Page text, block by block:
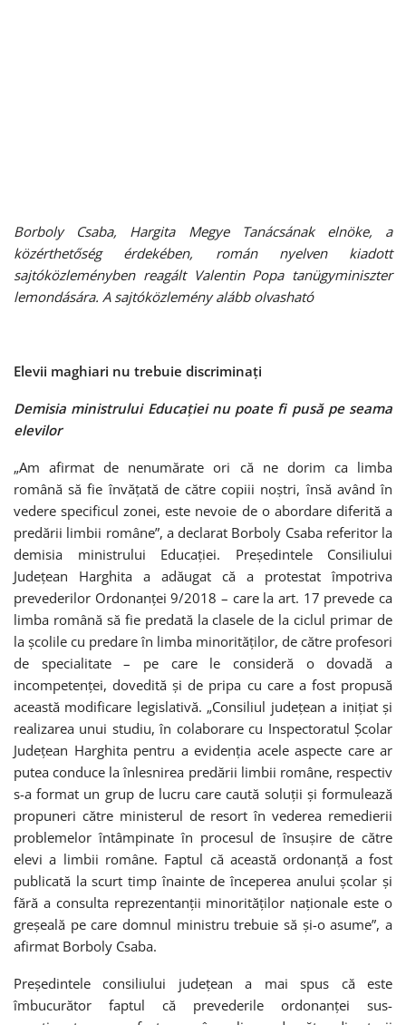
Borboly Csaba, Hargita Megye Tanácsának elnöke, a
közérthetőség érdekében, román nyelven kiadott
sajtóközleményben reagált Valentin Popa tanügyminiszter
lemondására. A sajtóközlemény alább olvasható
Elevii maghiari nu trebuie discriminați
Demisia ministrului Educației nu poate fi pusă pe seama
elevilor
„Am afirmat de nenumărate ori că ne dorim ca limba
română să fie învățată de către copiii noștri, însă având în
vedere specificul zonei, este nevoie de o abordare diferită a
predării limbii române”, a declarat Borboly Csaba referitor la
demisia ministrului Educației. Președintele Consiliului
Județean Harghita a adăugat că a protestat împotriva
prevederilor Ordonanței 9/2018 – care la art. 17 prevede ca
limba română să fie predată la clasele de la ciclul primar de
la școlile cu predare în limba minorităților, de către profesori
de specialitate – pe care le consideră o dovadă a
incompetenței, dovedită și de pripa cu care a fost propusă
această modificare legislativă. „Consiliul județean a inițiat și
realizarea unui studiu, în colaborare cu Inspectoratul Școlar
Județean Harghita pentru a evidenția acele aspecte care ar
putea conduce la înlesnirea predării limbii române, respectiv
s-a format un grup de lucru care caută soluții și formulează
propuneri către ministerul de resort în vederea remedierii
problemelor întâmpinate în procesul de însușire de către
elevi a limbii române. Faptul că această ordonanță a fost
publicată la scurt timp înainte de începerea anului școlar și
fără a consulta reprezentanții minorităților naționale este o
greșeală pe care domnul ministru trebuie să și-o asume”, a
afirmat Borboly Csaba.
Președintele consiliului județean a mai spus că este
îmbucurător faptul că prevederile ordonanței sus-